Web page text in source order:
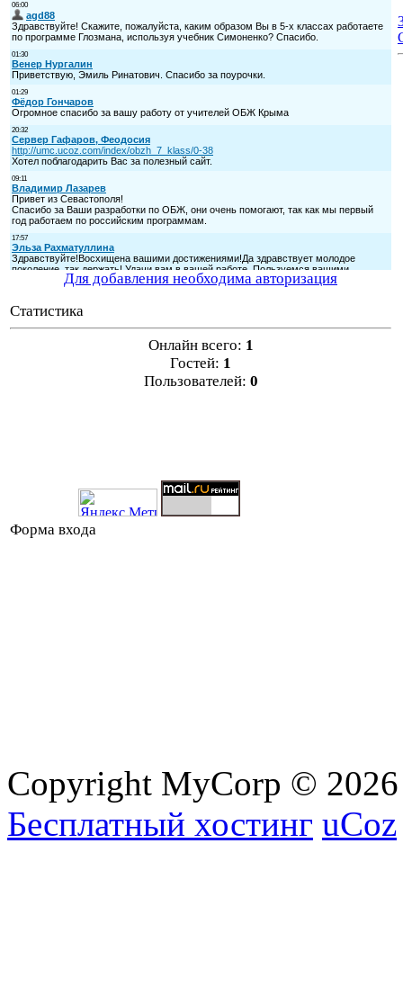
Для добавления необходима авторизация
Статистика
Онлайн всего: 1
Гостей: 1
Пользователей: 0
Форма входа
Copyright MyCorp © 2026
Бесплатный хостинг uCoz